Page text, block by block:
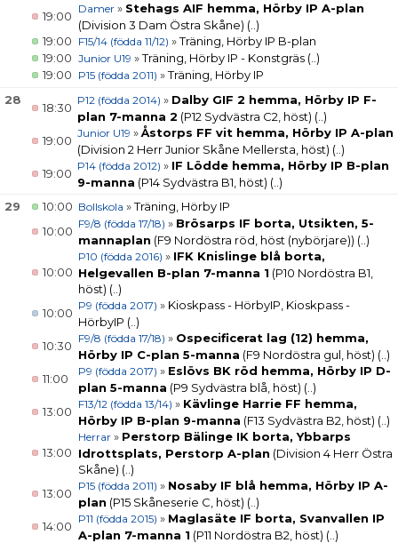
19:00
Damer » Stehags AIF hemma, Hörby IP A-plan
(Division 3 Dam Östra Skåne) (..)
19:00 F15/14 (födda 11/12) »Träning, Hörby IP B-plan
19:00 Junior U19 »Träning, Hörby IP - Konstgräs (..)
19:00 P15 (födda 2011) »Träning, Hörby IP
28
18:30
P12 (födda 2014) » Dalby GIF 2 hemma, Hörby IP F-
plan 7-manna 2 (P12 Sydvästra C2, höst) (..)
19:00
Junior U19 »Åstorps FF vit hemma, Hörby IP A-plan
(Division 2 Herr Junior Skåne Mellersta, höst) (..)
19:00
P14 (födda 2012) » IF Lödde hemma, Hörby IP B-plan
9-manna (P14 Sydvästra B1, höst) (..)
29
10:00 Bollskola »Träning, Hörby IP
10:00
F9/8 (födda 17/18) » Brösarps IF borta, Utsikten, 5-
mannaplan (F9 Nordöstra röd, höst (nybörjare)) (..)
10:00
P10 (födda 2016) » IFK Knislinge blå borta,
Helgevallen B-plan 7-manna 1 (P10 Nordöstra B1,
höst) (..)
10:00
P9 (födda 2017) » Kioskpass - HörbyIP, Kioskpass -
HörbyIP (..)
10:30
F9/8 (födda 17/18) » Ospecificerat lag (12) hemma,
Hörby IP C-plan 5-manna (F9 Nordöstra gul, höst) (..)
11:00
P9 (födda 2017) » Eslövs BK röd hemma, Hörby IP D-
plan 5-manna (P9 Sydvästra blå, höst) (..)
13:00
F13/12 (födda 13/14) » Kävlinge Harrie FF hemma,
Hörby IP B-plan 9-manna (F13 Sydvästra B2, höst) (..)
13:00
Herrar » Perstorp Bälinge IK borta, Ybbarps
Idrottsplats, Perstorp A-plan (Division 4 Herr Östra
Skåne) (..)
13:00
P15 (födda 2011) » Nosaby IF blå hemma, Hörby IP A-
plan (P15 Skåneserie C, höst) (..)
14:00
P11 (födda 2015) » Maglasäte IF borta, Svanvallen IP
A-plan 7-manna 1 (P11 Nordöstra B2, höst) (..)